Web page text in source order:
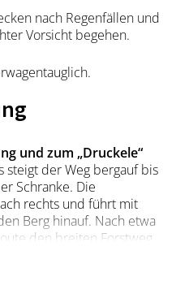
nach Regenfällen und
Vorsicht begehen.
und zum „Druckele“
steigt der Weg bergauf bis
Schranke. Die
rechts und führt mit
Berg hinauf. Nach etwa
den breiten Forstweg
dem höchsten Punkt